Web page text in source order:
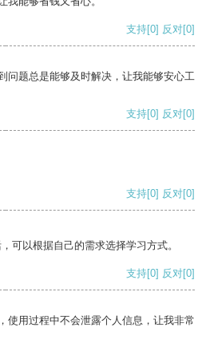
支持[0] 反对[0]
问题总是能够及时解决，让我能够安心工
支持[0] 反对[0]
支持[0] 反对[0]
可以根据自己的需求选择学习方式。
支持[0] 反对[0]
使用过程中不会泄露个人信息，让我非常